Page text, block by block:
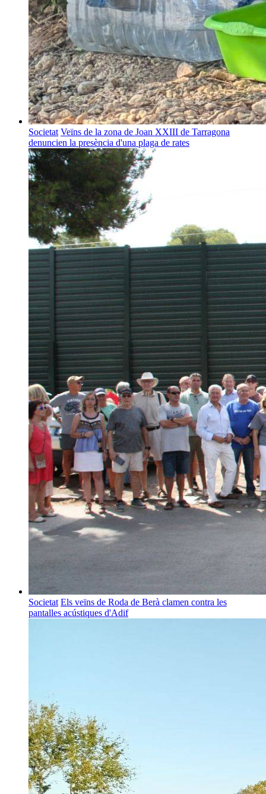
Societat Veïns de la zona de Joan XXIII de Tarragona
denuncien la presència d'una plaga de rates
Societat Els veïns de Roda de Berà clamen contra les
pantalles acústiques d'Adif